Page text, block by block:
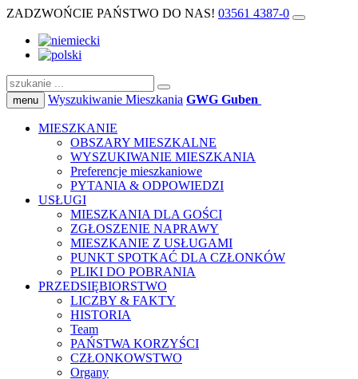
ZADZWOŃCIE PAŃSTWO DO NAS! 03561 4387-0
menu Wyszukiwanie Mieszkania GWG Guben
MIESZKANIE
OBSZARY MIESZKALNE
WYSZUKIWANIE MIESZKANIA
Preferencje mieszkaniowe
PYTANIA & ODPOWIEDZI
USŁUGI
MIESZKANIA DLA GOŚCI
ZGŁOSZENIE NAPRAWY
MIESZKANIE Z USŁUGAMI
PUNKT SPOTKAĆ DLA CZŁONKÓW
PLIKI DO POBRANIA
PRZEDSIĘBIORSTWO
LICZBY & FAKTY
HISTORIA
Team
PAŃSTWA KORZYŚCI
CZŁONKOWSTWO
Organy